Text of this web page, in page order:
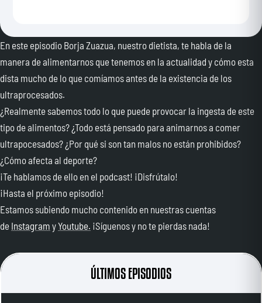
En este episodio Borja Zuazua, nuestro dietista, te habla de la
manera de alimentarnos que tenemos en la actualidad y cómo esta
dista mucho de lo que comíamos antes de la existencia de los
ultraprocesados.
¿Realmente sabemos todo lo que puede provocar la ingesta de este
tipo de alimentos? ¿Todo está pensado para animarnos a comer
ultrapocesados? ¿Por qué si son tan malos no están prohibidos?
¿Cómo afecta al deporte?
¡Te hablamos de ello en el podcast! ¡Disfrútalo!
¡Hasta el próximo episodio!
Estamos subiendo mucho contenido en nuestras cuentas
de Instagram yYoutube. ¡Síguenos y no te pierdas nada!
ÚLTIMOS EPISODIOS